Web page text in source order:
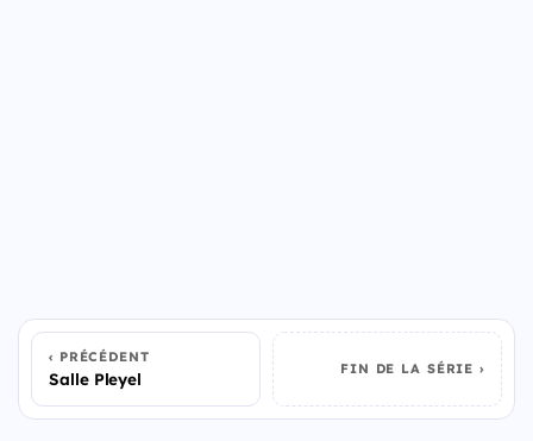
PRÉCÉDENT
Salle Pleyel FIN DE LA SÉRIE